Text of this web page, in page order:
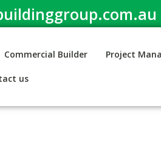
Commercial Builder Project
us